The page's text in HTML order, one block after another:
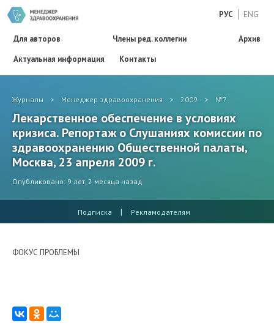
РУС ENG
Для авторов Члены ред. коллегии
Архив
Актуальная информация
Контакты
Журналы > Менеджер здравоохранения > 2009 > №7
Лекарственное обеспечение в условиях
кризиса. Репортаж о Слушаниях комиссии по
здравоохранению Общественной палаты,
Москва, 23 апреля 2009 г.
Опубликовано: 9 лет, 2 месяца назад
Подписка | Рекламодателям
ФОКУС ПРОБЛЕМЫ